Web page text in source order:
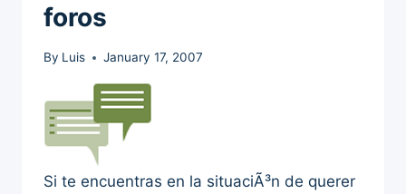
foros
By Luis January 17, 2007
Si te encuentras en la situaciÃ³n de querer